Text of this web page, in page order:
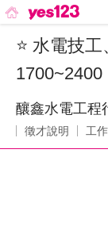
⭐ 水電技
1700~2400
釀鑫水電工程
徵才說明 工